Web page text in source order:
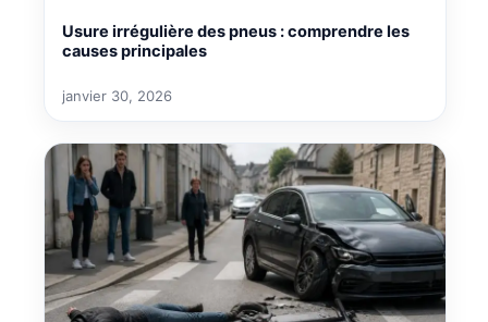
Usure irrégulière des pneus : comprendre les
causes principales
janvier 30, 2026